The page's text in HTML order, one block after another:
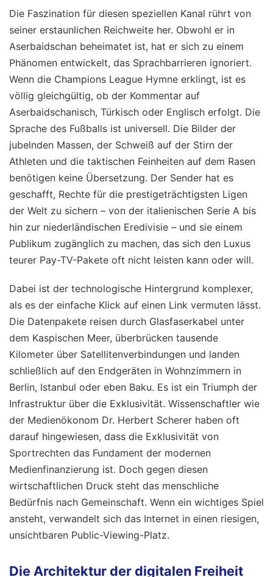
Die Faszination für diesen speziellen Kanal rührt von
seiner erstaunlichen Reichweite her. Obwohl er in
Aserbaidschan beheimatet ist, hat er sich zu einem
Phänomen entwickelt, das Sprachbarrieren ignoriert.
Wenn die Champions League Hymne erklingt, ist es
völlig gleichgültig, ob der Kommentar auf
Aserbaidschanisch, Türkisch oder Englisch erfolgt. Die
Sprache des Fußballs ist universell. Die Bilder der
jubelnden Massen, der Schweiß auf der Stirn der
Athleten und die taktischen Feinheiten auf dem Rasen
benötigen keine Übersetzung. Der Sender hat es
geschafft, Rechte für die prestigeträchtigsten Ligen
der Welt zu sichern – von der italienischen Serie A bis
hin zur niederländischen Eredivisie – und sie einem
Publikum zugänglich zu machen, das sich den Luxus
teurer Pay-TV-Pakete oft nicht leisten kann oder will.
Dabei ist der technologische Hintergrund komplexer,
als es der einfache Klick auf einen Link vermuten lässt.
Die Datenpakete reisen durch Glasfaserkabel unter
dem Kaspischen Meer, überbrücken tausende
Kilometer über Satellitenverbindungen und landen
schließlich auf den Endgeräten in Wohnzimmern in
Berlin, Istanbul oder eben Baku. Es ist ein Triumph der
Infrastruktur über die Exklusivität. Wissenschaftler wie
der Medienökonom Dr. Herbert Scherer haben oft
darauf hingewiesen, dass die Exklusivität von
Sportrechten das Fundament der modernen
Medienfinanzierung ist. Doch gegen diesen
wirtschaftlichen Druck steht das menschliche
Bedürfnis nach Gemeinschaft. Wenn ein wichtiges Spiel
ansteht, verwandelt sich das Internet in einen riesigen,
unsichtbaren Public-Viewing-Platz.
Die Architektur der digitalen Freiheit